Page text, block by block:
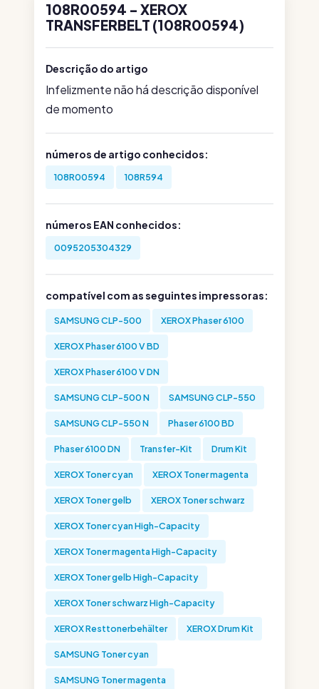
108R00594 - XEROX
TRANSFERBELT (108R00594)
Descrição do artigo
Infelizmente não há descrição disponível
de momento
números de artigo conhecidos:
108R00594 108R594
números EAN conhecidos:
0095205304329
compatível com as seguintes impressoras:
SAMSUNG CLP-500 XEROX Phaser 6100
XEROX Phaser 6100 V BD
XEROX Phaser 6100 V DN
SAMSUNG CLP-500 N SAMSUNG CLP-550
SAMSUNG CLP-550 N Phaser 6100 BD
Phaser 6100 DN Transfer-Kit Drum Kit
XEROX Toner cyan XEROX Toner magenta
XEROX Toner gelb XEROX Toner schwarz
XEROX Toner cyan High-Capacity
XEROX Toner magenta High-Capacity
XEROX Toner gelb High-Capacity
XEROX Toner schwarz High-Capacity
XEROX Resttonerbehälter XEROX Drum Kit
SAMSUNG Toner cyan
SAMSUNG Toner magenta